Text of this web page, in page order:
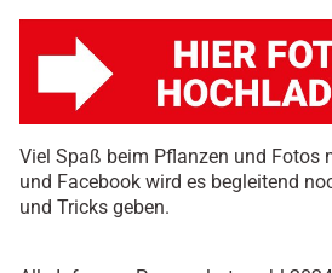
Viel Spaß beim Pflanzen und Fotos
und Facebook wird es begleitend
und Tricks geben.